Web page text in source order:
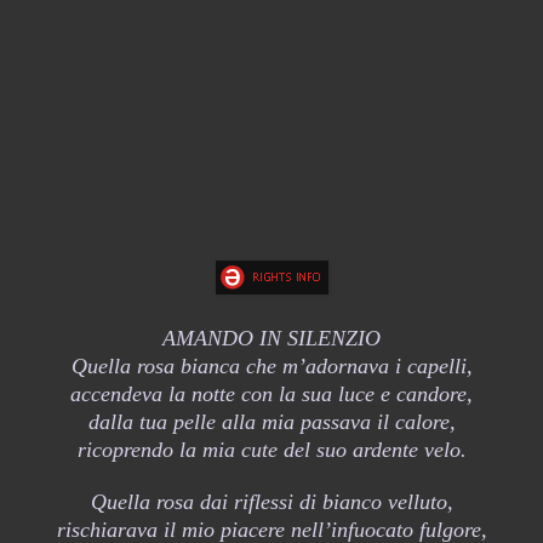
AMANDO IN SILENZIO
Quella rosa bianca che m’adornava i capelli,
accendeva la notte con la sua luce e candore,
dalla tua pelle alla mia passava il calore,
ricoprendo la mia cute del suo ardente velo.
Quella rosa dai riflessi di bianco velluto,
rischiarava il mio piacere nell’infuocato fulgore,